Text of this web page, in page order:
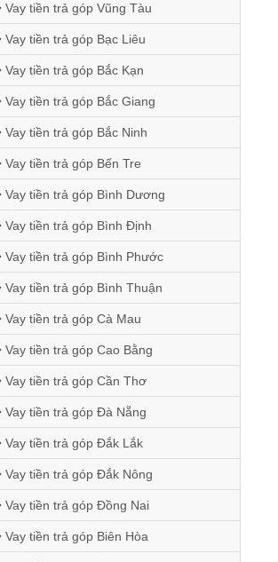
Vay tiền trả góp Vũng Tàu
Vay tiền trả góp Bạc Liêu
Vay tiền trả góp Bắc Kạn
Vay tiền trả góp Bắc Giang
Vay tiền trả góp Bắc Ninh
Vay tiền trả góp Bến Tre
Vay tiền trả góp Bình Dương
Vay tiền trả góp Bình Định
Vay tiền trả góp Bình Phước
Vay tiền trả góp Bình Thuận
Vay tiền trả góp Cà Mau
Vay tiền trả góp Cao Bằng
Vay tiền trả góp Cần Thơ
Vay tiền trả góp Đà Nẵng
Vay tiền trả góp Đắk Lắk
Vay tiền trả góp Đắk Nông
Vay tiền trả góp Đồng Nai
Vay tiền trả góp Biên Hòa